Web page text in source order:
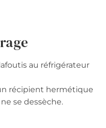
au réfrigérateur
récipient hermétique
se dessèche.